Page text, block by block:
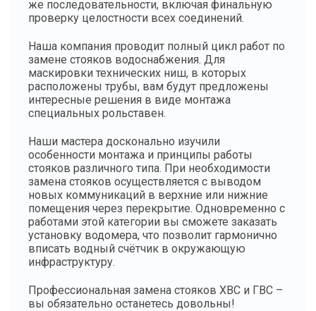
же последовательности, включая финальную
проверку целостности всех соединений.
Наша компания проводит полный цикл работ по
замене стояков водоснабжения. Для
маскировки технических ниш, в которых
расположены трубы, вам будут предложены
интересные решения в виде монтажа
специальных рольставен.
Наши мастера досконально изучили
особенности монтажа и принципы работы
стояков различного типа. При необходимости
замена стояков осуществляется с выводом
новых коммуникаций в верхние или нижние
помещения через перекрытие. Одновременно с
работами этой категории вы сможете заказать
установку водомера, что позволит гармонично
вписать водный счётчик в окружающую
инфраструктуру.
Профессиональная замена стояков ХВС и ГВС –
вы обязательно останетесь довольны!